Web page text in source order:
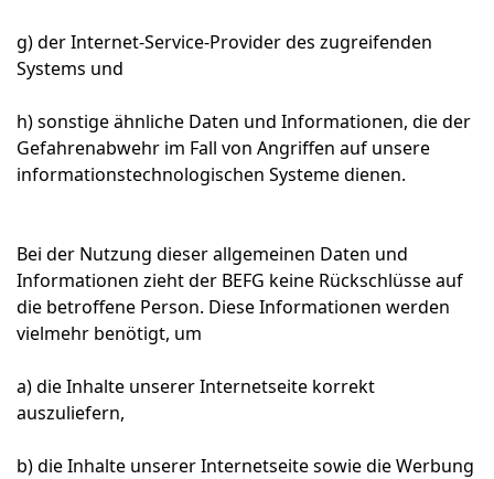
g) der Internet-Service-Provider des zugreifenden
Systems und
h) sonstige ähnliche Daten und Informationen, die der
Gefahrenabwehr im Fall von Angriffen auf unsere
informationstechnologischen Systeme dienen.
Bei der Nutzung dieser allgemeinen Daten und
Informationen zieht der BEFG keine Rückschlüsse auf
die betroffene Person. Diese Informationen werden
vielmehr benötigt, um
a) die Inhalte unserer Internetseite korrekt
auszuliefern,
b) die Inhalte unserer Internetseite sowie die Werbung